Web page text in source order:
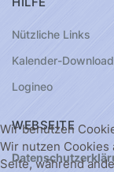
Nützliche Links
Kalender-Download
Logineo
WEBSEITE
Wir benutzen
Wir nutzen
Seite, während